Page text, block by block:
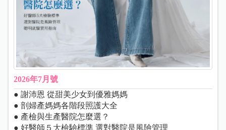
2026年7月號
● 謝沛恩 從甜美少女到優雅媽媽
● 剖婦產媽媽各階段照護大全
● 產檢與生產醫院怎麼選？
● 好醫師５大檢驗標準 選對醫院是風險管理